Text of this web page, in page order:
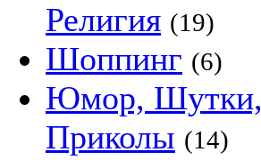
Религия (19)
Шоппинг (6)
Юмор, Шутки,
Приколы (14)